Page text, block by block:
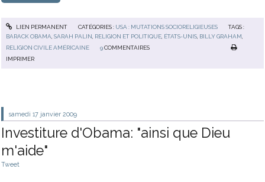
LIEN PERMANENT CATÉGORIES : USA : MUTATIONS SOCIORELIGIEUSES
TAGS :
BARACK OBAMA,SARAH PALIN, RELIGION ET POLITIQUE, ÉTATS-UNIS, BILLY GRAHAM,
RELIGION CIVILE AMÉRICAINE
9 COMMENTAIRES
IMPRIMER
samedi 17 janvier 2009
Investiture d'Obama: "ainsi que Dieu
m'aide"
Tweet